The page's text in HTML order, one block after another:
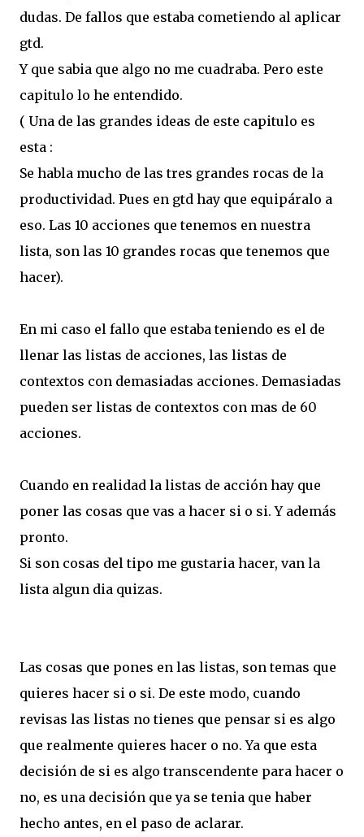
dudas. De fallos que estaba cometiendo al aplicar
gtd.
Y que sabia que algo no me cuadraba. Pero este
capitulo lo he entendido.
( Una de las grandes ideas de este capitulo es
esta :
Se habla mucho de las tres grandes rocas de la
productividad. Pues en gtd hay que equipáralo a
eso. Las 10 acciones que tenemos en nuestra
lista, son las 10 grandes rocas que tenemos que
hacer).
En mi caso el fallo que estaba teniendo es el de
llenar las listas de acciones, las listas de
contextos con demasiadas acciones. Demasiadas
pueden ser listas de contextos con mas de 60
acciones.
Cuando en realidad la listas de acción hay que
poner las cosas que vas a hacer si o si. Y además
pronto.
Si son cosas del tipo me gustaria hacer, van la
lista algun dia quizas.
Las cosas que pones en las listas, son temas que
quieres hacer si o si. De este modo, cuando
revisas las listas no tienes que pensar si es algo
que realmente quieres hacer o no. Ya que esta
decisión de si es algo transcendente para hacer o
no, es una decisión que ya se tenia que haber
hecho antes, en el paso de aclarar.